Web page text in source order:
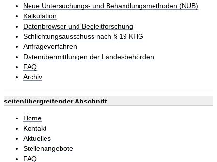
Neue Untersuchungs- und Behandlungsmethoden (NUB)
Kalkulation
Datenbrowser und Begleitforschung
Schlichtungsausschuss nach § 19 KHG
Anfrageverfahren
Datenübermittlungen der Landesbehörden
FAQ
Archiv
seitenübergreifender Abschnitt
Home
Kontakt
Aktuelles
Stellenangebote
FAQ